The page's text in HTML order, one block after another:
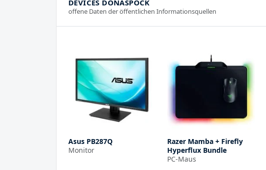
DEVICES DONASPOCK
offene Daten der öffentlichen Informationsquellen
Asus PB287Q
Monitor
Razer Mamba + Firefly
Hyperflux Bundle
PC-Maus